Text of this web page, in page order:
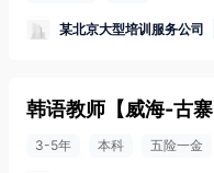
某北京大型培训服务公司
韩语教师 【威海-古寨
3-5年 本科 五险一金